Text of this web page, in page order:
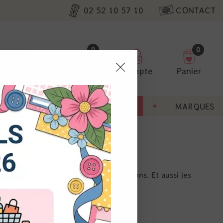
02 52 10 57 10 CONTACT
0
Compte
0
Panier
BONNES AFFAIRES MARQUES
infini pour personnaliser vos créations. Et aussi les
nos
non
Vous
à droite